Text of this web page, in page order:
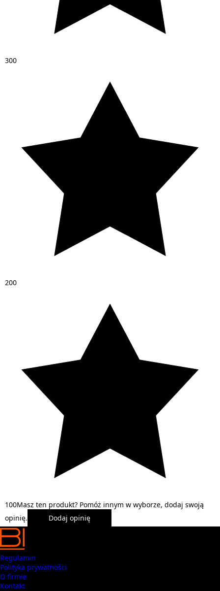
300
200
100Masz ten produkt? Pomóż innym w wyborze, dodaj swoją
opinię.
Dodaj opinię
Regulamin
Polityka prywatności
O firmie
Kontakt